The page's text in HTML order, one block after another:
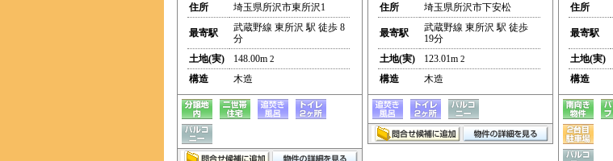
住所
埼玉県所沢市東所沢1
最寄駅
武蔵野線 東所沢 駅 徒歩 8
分
土地(実)
148.00m 2
構造 木造
住所
埼玉県所沢市下安松
最寄駅
武蔵野線 東所沢 駅 徒歩
19分
土地(実)
123.01m 2
構造 木造
住所
最寄駅
土地(実)
構造